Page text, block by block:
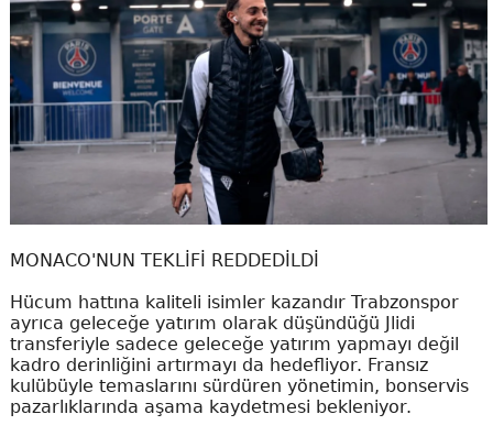
MONACO'NUN TEKLİFİ REDDEDİLDİ
Hücum hattına kaliteli isimler kazandır Trabzonspor
ayrıca geleceğe yatırım olarak düşündüğü Jlidi
transferiyle sadece geleceğe yatırım yapmayı değil
kadro derinliğini artırmayı da hedefliyor. Fransız
kulübüyle temaslarını sürdüren yönetimin, bonservis
pazarlıklarında aşama kaydetmesi bekleniyor.